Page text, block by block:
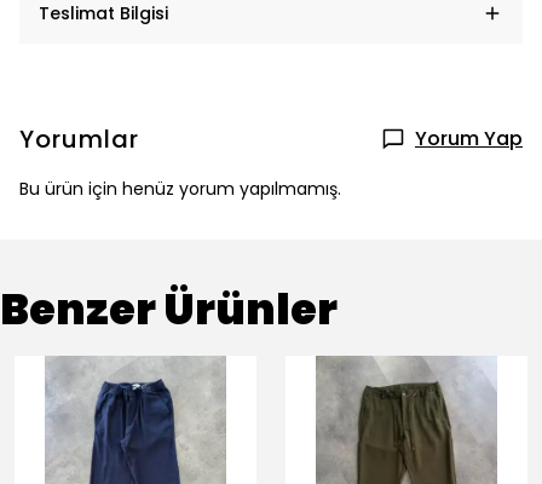
Teslimat Bilgisi
Yorumlar Yorum Yap
Bu ürün için henüz yorum yapılmamış.
Benzer Ürünler